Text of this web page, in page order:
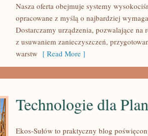
Nasza oferta obejmuje systemy
opracowane z myślą o najbardziej
Dostarczamy urządzenia, pozwalające na
z usuwaniem zanieczyszczeń,
warstw [ Read More ]
Technologie dla
Ekos-Sułów to praktyczny blog